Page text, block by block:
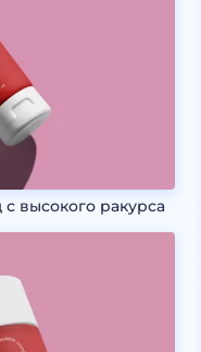
высокого ракурса